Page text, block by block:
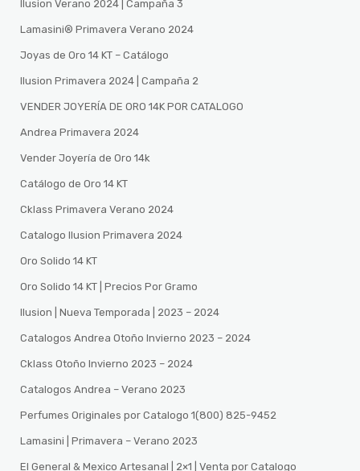
Ilusion Verano 2024 | Campaña 3
Lamasini®️ Primavera Verano 2024
Joyas de Oro 14 KT – Catálogo
Ilusion Primavera 2024 | Campaña 2
VENDER JOYERÍA DE ORO 14K POR CATALOGO
Andrea Primavera 2024
Vender Joyería de Oro 14k
Catálogo de Oro 14 KT
Cklass Primavera Verano 2024
Catalogo Ilusion Primavera 2024
Oro Solido 14 KT
Oro Solido 14 KT | Precios Por Gramo
Ilusion | Nueva Temporada | 2023 – 2024
Catalogos Andrea Otoño Invierno 2023 – 2024
Cklass Otoño Invierno 2023 – 2024
Catalogos Andrea – Verano 2023
Perfumes Originales por Catalogo 1(800) 825-9452
Lamasini | Primavera – Verano 2023
El General & Mexico Artesanal | 2×1 | Venta por Catalogo